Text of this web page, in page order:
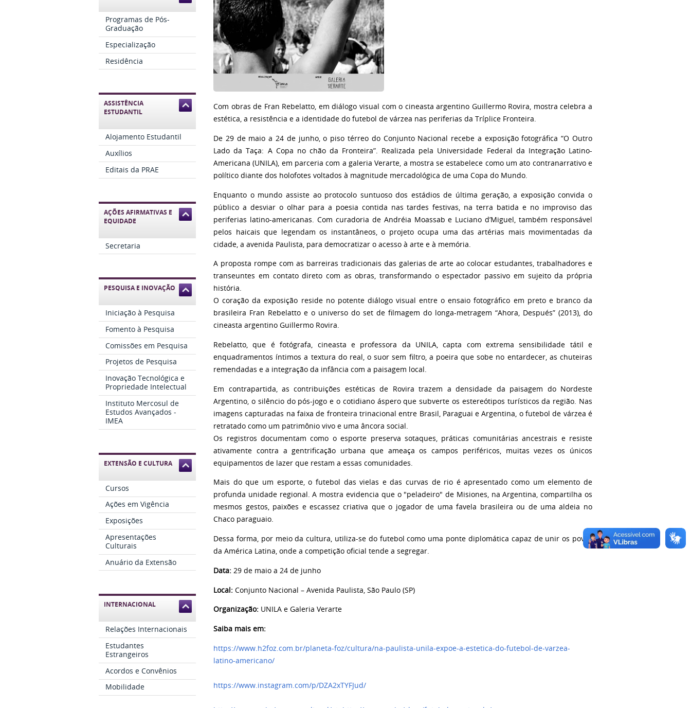
Programas de Pós-
Graduação
Especialização
Residência
ASSISTÊNCIA
ESTUDANTIL
Alojamento Estudantil
Auxílios
Editais da PRAE
AÇÕES AFIRMATIVAS E
EQUIDADE
Secretaria
PESQUISA E INOVAÇÃO
Iniciação à Pesquisa
Fomento à Pesquisa
Comissões em Pesquisa
Projetos de Pesquisa
Inovação Tecnológica e
Propriedade Intelectual
Instituto Mercosul de
Estudos Avançados -
IMEA
EXTENSÃO E CULTURA
Cursos
Ações em Vigência
Exposições
Apresentações
Culturais
Anuário da Extensão
INTERNACIONAL
Relações Internacionais
Estudantes
Estrangeiros
Acordos e Convênios
Mobilidade
Com obras de Fran Rebelatto, em diálogo visual com o cineasta argentino Guillermo Rovira, mostra celebra a
estética, a resistência e a identidade do futebol de várzea nas periferias da Tríplice Fronteira.
De 29 de maio a 24 de junho, o piso térreo do Conjunto Nacional recebe a exposição fotográfica “O Outro
Lado da Taça: A Copa no chão da Fronteira”. Realizada pela Universidade Federal da Integração Latino-
Americana (UNILA), em parceria com a galeria Verarte, a mostra se estabelece como um ato contranarrativo e
político diante dos holofotes voltados à magnitude mercadológica de uma Copa do Mundo.
Enquanto o mundo assiste ao protocolo suntuoso dos estádios de última geração, a exposição convida o
público a desviar o olhar para a poesia contida nas tardes festivas, na terra batida e no improviso das
periferias latino-americanas. Com curadoria de Andréia Moassab e Luciano d’Miguel, também responsável
pelos haicais que legendam os instantâneos, o projeto ocupa uma das artérias mais movimentadas da
cidade, a avenida Paulista, para democratizar o acesso à arte e à memória.
A proposta rompe com as barreiras tradicionais das galerias de arte ao colocar estudantes, trabalhadores e
transeuntes em contato direto com as obras, transformando o espectador passivo em sujeito da própria
história.
O coração da exposição reside no potente diálogo visual entre o ensaio fotográfico em preto e branco da
brasileira Fran Rebelatto e o universo do set de filmagem do longa-metragem “Ahora, Después” (2013), do
cineasta argentino Guillermo Rovira.
Rebelatto, que é fotógrafa, cineasta e professora da UNILA, capta com extrema sensibilidade tátil e
enquadramentos íntimos a textura do real, o suor sem filtro, a poeira que sobe no entardecer, as chuteiras
remendadas e a integração da infância com a paisagem local.
Em contrapartida, as contribuições estéticas de Rovira trazem a densidade da paisagem do Nordeste
Argentino, o silêncio do pós-jogo e o cotidiano áspero que subverte os estereótipos turísticos da região. Nas
imagens capturadas na faixa de fronteira trinacional entre Brasil, Paraguai e Argentina, o futebol de várzea é
retratado como um patrimônio vivo e uma âncora social.
Os registros documentam como o esporte preserva sotaques, práticas comunitárias ancestrais e resiste
ativamente contra a gentrificação urbana que ameaça os campos periféricos, muitas vezes os únicos
equipamentos de lazer que restam a essas comunidades.
Mais do que um esporte, o futebol das vielas e das curvas de rio é apresentado como um elemento de
profunda unidade regional. A mostra evidencia que o "peladeiro" de Misiones, na Argentina, compartilha os
mesmos gestos, paixões e escassez criativa que o jogador de uma favela brasileira ou de uma aldeia no
Chaco paraguaio.
Dessa forma, por meio da cultura, utiliza-se do futebol como uma ponte diplomática capaz de unir os povos
da América Latina, onde a competição oficial tende a segregar.
Data: 29 de maio a 24 de junho
Local: Conjunto Nacional – Avenida Paulista, São Paulo (SP)
Organização: UNILA e Galeria Verarte
Saiba mais em:
https://www.h2foz.com.br/planeta-foz/cultura/na-paulista-unila-expoe-a-estetica-do-futebol-de-varzea-
latino-americano/
https://www.instagram.com/p/DZA2xTYFJud/